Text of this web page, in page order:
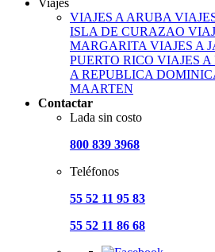
Viajes
VIAJES A ARUBA
ISLA DE CURAZAO
MARGARITA VIAJES A
PUERTO RICO VIAJES A
A REPUBLICA
MAARTEN
Contactar
Lada sin costo
800 839 3968
Teléfonos
55 52 11 95 83
55 52 11 86 68